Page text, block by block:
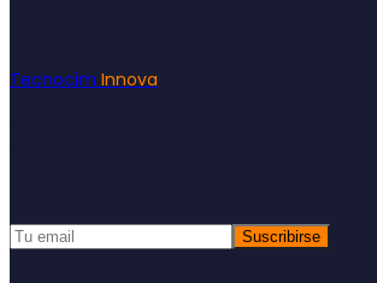
Tecnocim Innova
Suscribirse